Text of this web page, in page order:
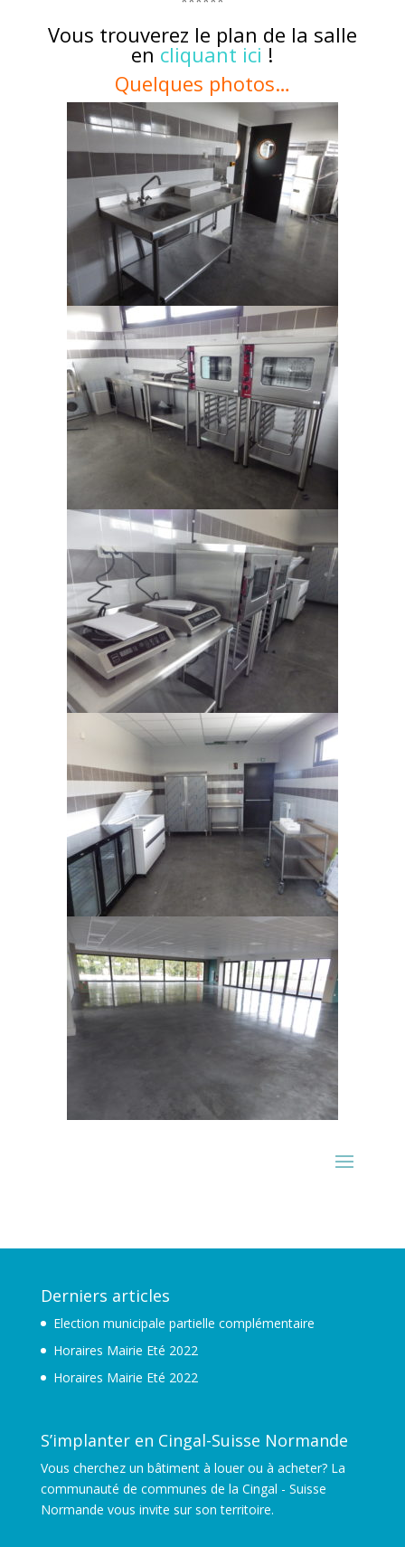
Vous trouverez le plan de la salle
en cliquant ici !
Quelques photos…
Derniers articles
Election municipale partielle complémentaire
Horaires Mairie Eté 2022
Horaires Mairie Eté 2022
S’implanter en Cingal-Suisse Normande
Vous cherchez un bâtiment à louer ou à acheter? La
communauté de communes de la Cingal - Suisse
Normande vous invite sur son territoire.